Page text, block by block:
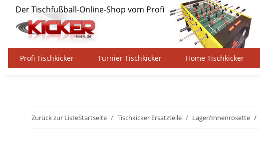
Profi Tischkicker Turnier Tischkicker Home Tischkicker
Zurück zur ListeStartseite Tischkicker Ersatzteile Lager/Innenrosette